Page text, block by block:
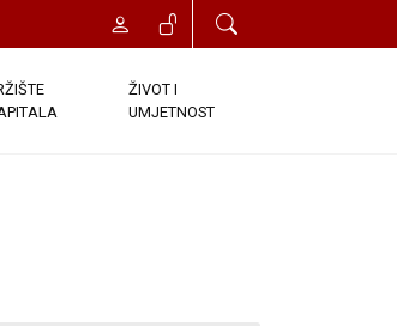
ŽIVOT I
UMJETNOST